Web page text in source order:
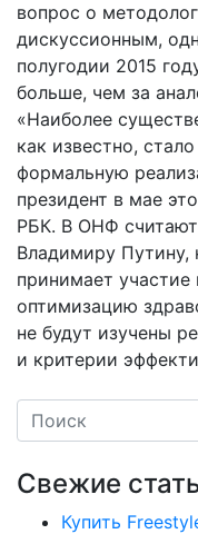
вопрос о
дискуссионным,
полугодии 2015
больше, чем за
«Наиболее
как известно,
формальную
президент в мае
РБК. В ОНФ
Владимиру Путину,
принимает
оптимизацию
не будут изучены
и критерии
Свежие
Купить